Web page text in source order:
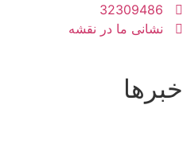
32309486
نشانی ما در نقشه
خبرها